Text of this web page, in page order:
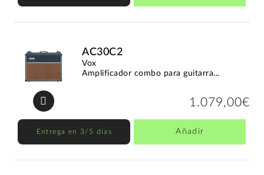
AC30C2
Vox
Amplificador combo para guitarra...
1.079,00€
Entrega en 3/5 días Añadir